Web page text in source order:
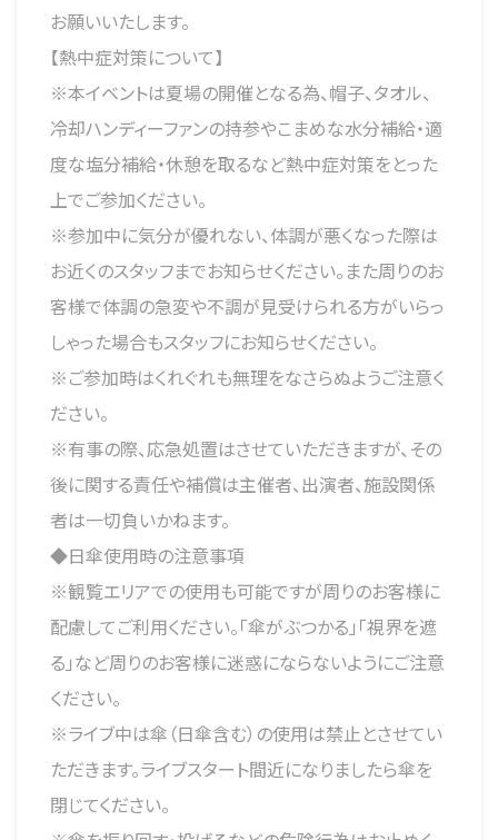
お願いいたします。
【熱中症対策について】
※本イベントは夏場の開催となる為、帽子、タオル、
冷却ハンディーファンの持参やこまめな水分補給・適
度な塩分補給・休憩を取るなど熱中症対策をとった
上でご参加ください。
※参加中に気分が優れない、体調が悪くなった際は
お近くのスタッフまでお知らせください。また周りのお
客様で体調の急変や不調が見受けられる方がいらっ
しゃった場合もスタッフにお知らせください。
※ご参加時はくれぐれも無理をなさらぬようご注意く
ださい。
※有事の際、応急処置はさせていただきますが、その
後に関する責任や補償は主催者、出演者、施設関係
者は一切負いかねます。
◆日傘使用時の注意事項
※観覧エリアでの使用も可能ですが周りのお客様に
配慮してご利用ください。「傘がぶつかる」「視界を遮
る」など周りのお客様に迷惑にならないようにご注意
ください。
※ライブ中は傘（日傘含む）の使用は禁止とさせてい
ただきます。ライブスタート間近になりましたら傘を
閉じてください。